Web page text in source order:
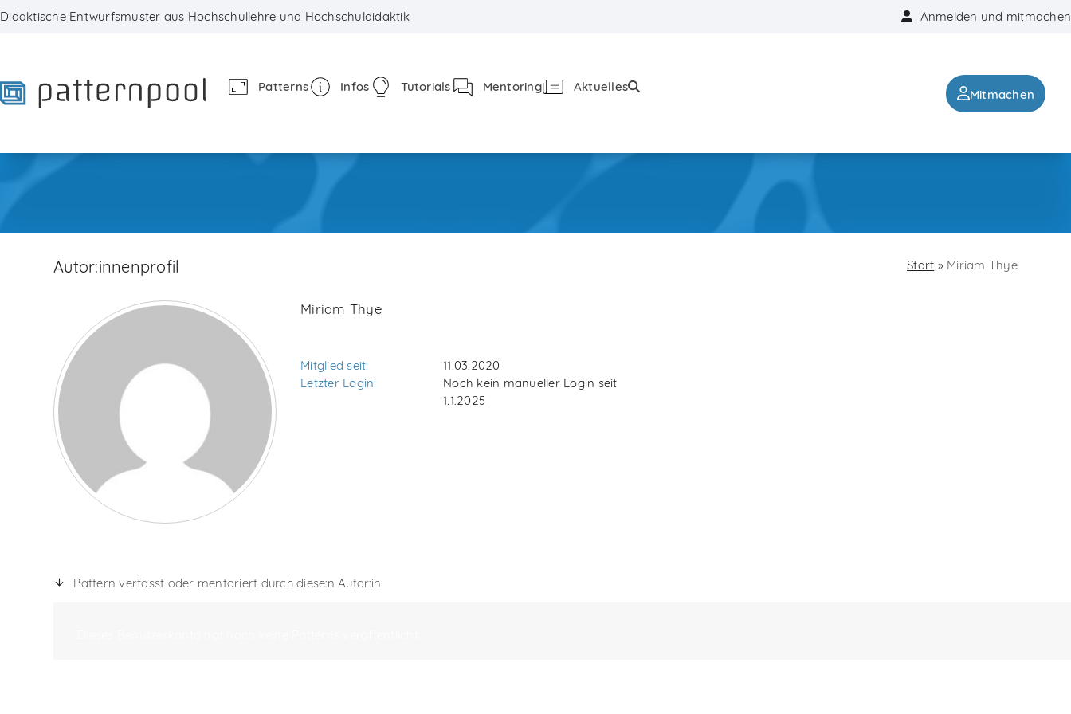
to
Didaktische Entwurfsmuster aus Hochschullehre und Hochschuldidaktik Anmelden und mitmachen
Patterns Infos Tutorials Mentoring Aktuelles Mitmachen
Autor:innenprofil Start » Miriam Thye
Miriam Thye
Mitglied seit:
11.03.2020
Letzter Login:
Noch kein manueller Login seit
1.1.2025
Pattern verfasst oder mentoriert durch diese:n Autor:in